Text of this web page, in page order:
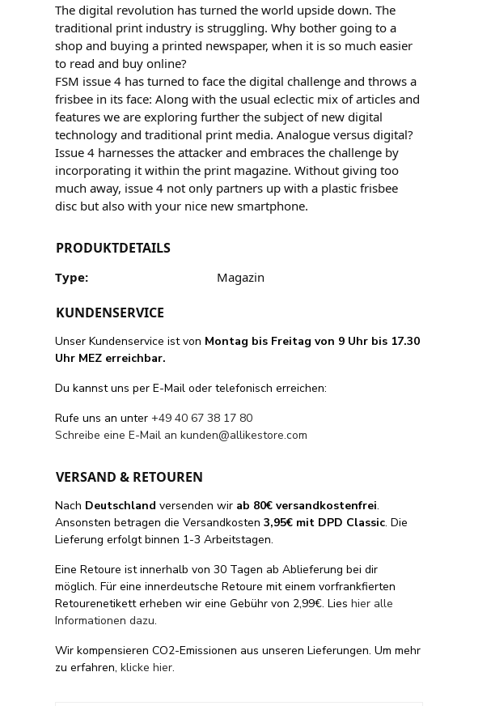
The digital revolution has turned the world upside down. The
traditional print industry is struggling. Why bother going to a
shop and buying a printed newspaper, when it is so much easier
to read and buy online?
FSM issue 4 has turned to face the digital challenge and throws a
frisbee in its face: Along with the usual eclectic mix of articles and
features we are exploring further the subject of new digital
technology and traditional print media. Analogue versus digital?
Issue 4 harnesses the attacker and embraces the challenge by
incorporating it within the print magazine. Without giving too
much away, issue 4 not only partners up with a plastic frisbee
disc but also with your nice new smartphone.
PRODUKTDETAILS
Type: Magazin
KUNDENSERVICE
Unser Kundenservice ist von Montag bis Freitag von 9 Uhr bis 17.30
Uhr MEZ erreichbar.
Du kannst uns per E-Mail oder telefonisch erreichen:
Rufe uns an unter+49 40 67 38 17 80
Schreibe eine E-Mail ankunden@allikestore.com
VERSAND & RETOUREN
Nach Deutschland versenden wir ab 80€ versandkostenfrei.
Ansonsten betragen die Versandkosten3,95€ mit DPD Classic. Die
Lieferung erfolgt binnen 1-3 Arbeitstagen.
Eine Retoure ist innerhalb von 30 Tagen ab Ablieferung bei dir
möglich. Für eine innerdeutsche Retoure mit einem vorfrankfierten
Retourenetikett erheben wir eine Gebühr von 2,99€. Lieshier alle
Informationen dazu.
Wir kompensieren CO2-Emissionen aus unseren Lieferungen. Um mehr
zu erfahren,klicke hier.